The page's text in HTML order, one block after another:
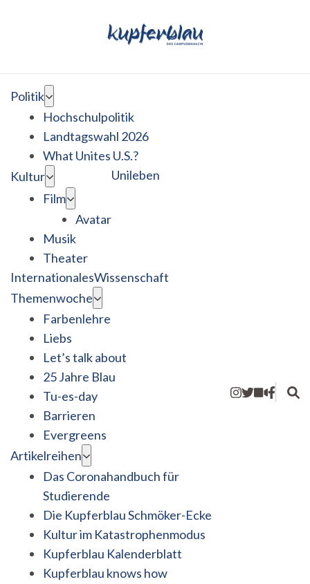
Politik
Hochschulpolitik
Landtagswahl 2026
What Unites U.S.?
Kultur
Film
Avatar
Musik
Theater
Unileben
InternationalesWissenschaft
Themenwoche
Farbenlehre
Liebs
Let’s talk about
25 Jahre Blau
Tu-es-day
Barrieren
Evergreens
Artikelreihen
Das Coronahandbuch für
Studierende
Die Kupferblau Schmöker-Ecke
Kultur im Katastrophenmodus
Kupferblau Kalenderblatt
Kupferblau knows how